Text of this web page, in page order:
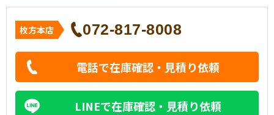
枚方本店 072-817-8008
電話で在庫確認・見積り依頼
LINEで在庫確認・見積り依頼